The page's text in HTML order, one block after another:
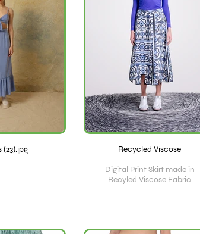
(23).jpg
Recycled Viscose
Digital Print Skirt made in
Recyled Viscose Fabric